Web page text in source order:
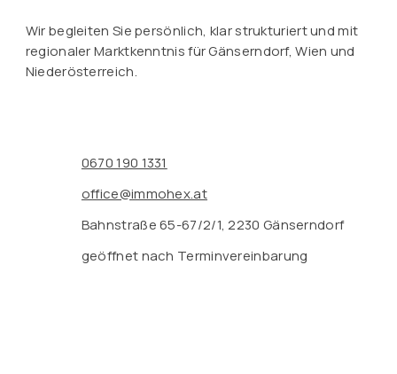
Wir begleiten Sie persönlich, klar strukturiert und mit
regionaler Marktkenntnis für Gänserndorf, Wien und
Niederösterreich.
0670 190 1331
office@immohex.at
Bahnstraße 65-67/2/1, 2230 Gänserndorf
geöffnet nach Terminvereinbarung